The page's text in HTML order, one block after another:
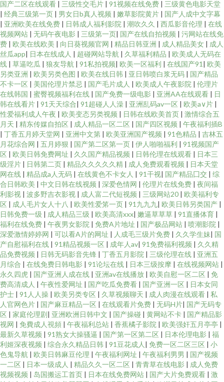
国产二区在线观看 | 三级性交毛片 | 91视频在线免费 | 三级黄色电影天堂
| 经典三级第一页 | 男女日b真人视频 | 嫩草影院黄片 | 国产人成中文字幕
| 亚洲欧美在线免费 | 日韩成人福利影院 | 潮吹久久 | 西瓜影音伦理 | 在线
视频网站 | 无码午夜电影 | 三级第一页| 国产在线自拍视频 | 污网站在线免
费 | 欧美在线欧美 | 向日葵视频官网 | 精品日韩亚洲 | 成人精品美女 | 成人
丝瓜app| 日本在线成人 | 超碰网站导航 | 久草福利精品 | 欧美成人无码在
线 | 草逼吃瓜 | 狼友导航 | 91私拍视频| 欧美一区福利 | 在线国产91 | 欧美
另类亚洲 | 欧美另类色图 | 欧美在线日韩 | 亚日韩喷白浆无码 | 国产精品
不卡一区 | 美国伦理片禁忌 | 国产毛片成人 | 欧美成人午夜影院 | 伦理片
在线韩国 | 蜜臀视频福利在线 | 国产免费一级电影 | 亚洲AA在线观看 | 日
韩在线看片 | 91天天综合| 91超碰人人澡 | 亚洲乱码av一区 | 欧美a∨片 |
性爱福利成人午夜 | 欧美变态另类视频 | 日韩在线欧美首页 | 激情综合五
月天 | 精东传媒自拍区 | 成人精品一区二区 | 国产四区视频 | 午夜福利插B
| 丁香五月婷天堂网 | 亚洲中文第 | 欧美亚洲国产视频 | 91色精品 | 吉林五
月花综合网 | 五月婷狠 | 国产第二区第一页 | 伊人啪啪福利 | 91视频国产
区 | 欧美日韩免费网址 | 久久国产精品视频 | 日韩伦理在线观看 | 日本三
级淫片 | 日韩第二页 | 精品久久久久久精 | 成人免费观看视频 | 日本天堂
网在线 | 精品成a人无码 | 在线黄色不卡女人 | 91干视| 国产精品囗交 | 综
合日韩欧美 | 中文日韩在线视频 | 深爱色情网 | 伦理片在线免费 | 夜间福
利影视 | 波多野吉衣影视 | 成人富二代短视频 | 三级网站20 | 欧美福利专
区 | 成人毛片女人十八 | 欧美性爱笫一页 | 91九九九| 欧美日韩另类国产 |
日韩免费一级 | 成人精品三级 | 欧美高清xxx| 嫩逼草草草 | 91直播体育 |
福利在线免费 | 午夜男女影院 | 免费A片地址 | 国产极品网站 | 喷潮影院 |
深爱激情婷婷网 | 可以看A片的网址 | 人成毛三级片免费 | 久久学生妹| 国
产自慰福利在线 | 91精品视频一区 | 成年人av| 91免费福利视频 | 久久精
品免费视频 | 日韩无码影音先锋 | 丁香五月影院 | 三级伦理在线 | 亚洲五
月综合 | 在线免费日韩电影 | 91论坛在线 | 日本三级按摩 | 在线视频网站 |
永久四虎 | 国产亚洲人成在线 | 亚洲av在线播放 | 欧美自慰一区二区 | 免
费高清成人 | 午夜性爱网址 | 国产吃瓜免费看 | 国产亚洲一区 | 日本女同
护士 | 91人人操 | 欧美另类专区 | 久草视频聊天 | 成人肉漫在线观看 | 私
人官网色片 | 国产麻豆精品一区 | 在线观看片免费 | 无码H片| 国产无码专
区 | 家庭伦理剧| 亚洲欧洲日韩中文 | 国产操碰 | 黄网站不卡 | 国产精品影
视网 | 免費成人視頻 | 午夜福利总站 | 香蕉橘子影院 | 欧美强奸五月亭亭 |
最新久草视频 | 91熟女大操骚逼 | 国产第一区第二区 | 日本伦理电影 | 福
利姬深夜视频 | 综合永久精品日韩 | 91豆花成人 | 免费一区二区三区 | 小
色鬼导航 | 欧美日韩麻豆伦理 | 午夜福利网址 | 午夜福利男男 | 国产视频
一二区 | 日本一级成人 | 精品久久一区二区 | 青青草在线电影 | 成人免费
视频视频 | 岛国搬运工首页 | 日本在线免费网站 | 国产大片免费观看 | 激